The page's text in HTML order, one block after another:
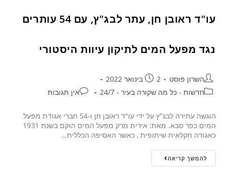
עו"ד ראובן חן, עתר לבג"ץ, עם 54 עותרים
נגד מפעל המים לתיקון עיוות היסטורי
השרון פוסט
2 בינואר 2022
חדשות - כל מה שקורה בעיר - 24/7
אין תגובות
הוגשה עתירה לבג"ץ על ידי עו"ד ראובן חן ו-54 חברי אגודת מפעל
המים כפר סבא. מאת: אירית מרק מפעל המים הוקם בשנת 1931
כאגודה חקלאית שיתופית , כאשר האסיפה הכללית…
להמשך קריאה